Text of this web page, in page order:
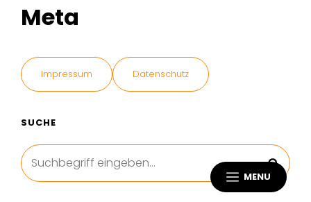
MENU
Meta
Impressum Datenschutz
SUCHE
Search
for: